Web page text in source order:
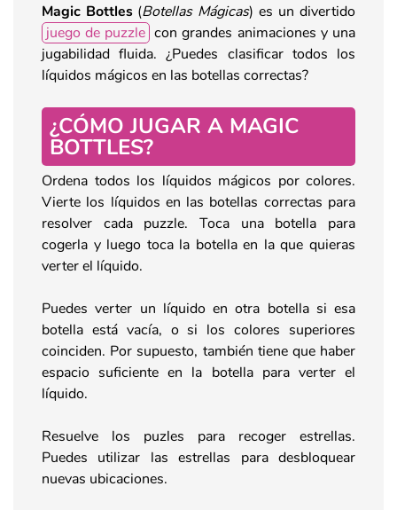
Magic Bottles (Botellas Mágicas) es un divertido
juego de puzzle con grandes animaciones y una
jugabilidad fluida. ¿Puedes clasificar todos los
líquidos mágicos en las botellas correctas?
¿CÓMO JUGAR A MAGIC
BOTTLES?
Ordena todos los líquidos mágicos por colores.
Vierte los líquidos en las botellas correctas para
resolver cada puzzle. Toca una botella para
cogerla y luego toca la botella en la que quieras
verter el líquido.
Puedes verter un líquido en otra botella si esa
botella está vacía, o si los colores superiores
coinciden. Por supuesto, también tiene que haber
espacio suficiente en la botella para verter el
líquido.
Resuelve los puzles para recoger estrellas.
Puedes utilizar las estrellas para desbloquear
nuevas ubicaciones.